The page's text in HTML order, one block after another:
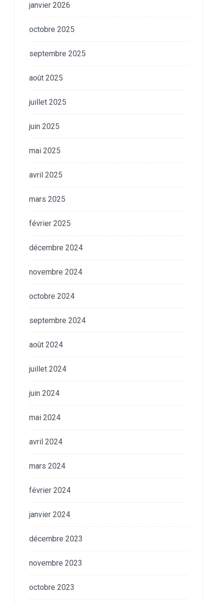
janvier 2026
octobre 2025
septembre 2025
août 2025
juillet 2025
juin 2025
mai 2025
avril 2025
mars 2025
février 2025
décembre 2024
novembre 2024
octobre 2024
septembre 2024
août 2024
juillet 2024
juin 2024
mai 2024
avril 2024
mars 2024
février 2024
janvier 2024
décembre 2023
novembre 2023
octobre 2023